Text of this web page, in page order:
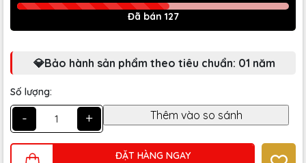
Đã bán 127
💎Bảo hành sản phẩm theo tiêu chuẩn: 01 năm
Số lượng:
- +
ĐẶT HÀNG NGAY